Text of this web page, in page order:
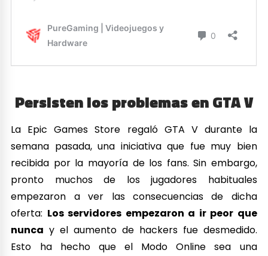
Persisten los problemas en GTA V
La Epic Games Store regaló GTA V durante la
semana pasada, una iniciativa que fue muy bien
recibida por la mayoría de los fans. Sin embargo,
pronto muchos de los jugadores habituales
empezaron a ver las consecuencias de dicha
oferta: Los servidores empezaron a ir peor que
nunca y el aumento de hackers fue desmedido.
Esto ha hecho que el Modo Online sea una